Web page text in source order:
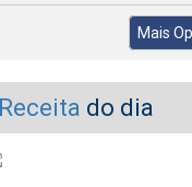
Mais
do dia